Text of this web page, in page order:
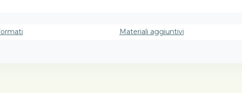
che privilegia il potenziamento ed il
Materiali aggiuntivi